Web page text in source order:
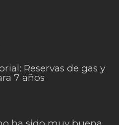
Reservas de gas y
7 años